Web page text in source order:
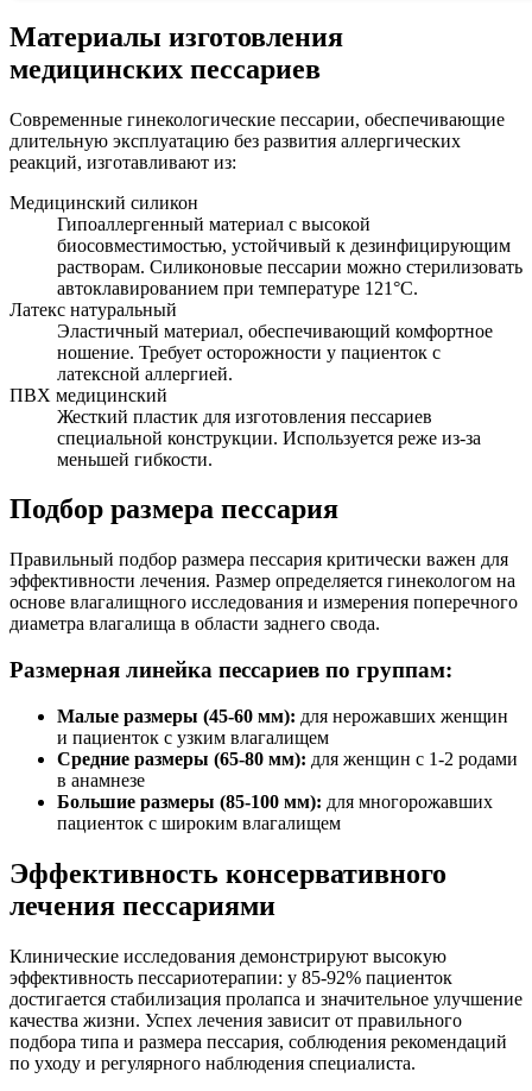
Материалы изготовления
медицинских пессариев
Современные гинекологические пессарии, обеспечивающие
длительную эксплуатацию без развития аллергических
реакций, изготавливают из:
Медицинский силикон
Гипоаллергенный материал с высокой
биосовместимостью, устойчивый к дезинфицирующим
растворам. Силиконовые пессарии можно стерилизовать
автоклавированием при температуре 121°С.
Латекс натуральный
Эластичный материал, обеспечивающий комфортное
ношение. Требует осторожности у пациенток с
латексной аллергией.
ПВХ медицинский
Жесткий пластик для изготовления пессариев
специальной конструкции. Используется реже из-за
меньшей гибкости.
Подбор размера пессария
Правильный подбор размера пессария критически важен для
эффективности лечения. Размер определяется гинекологом на
основе влагалищного исследования и измерения поперечного
диаметра влагалища в области заднего свода.
Размерная линейка пессариев по группам:
Малые размеры (45-60 мм): для нерожавших женщин
и пациенток с узким влагалищем
Средние размеры (65-80 мм): для женщин с 1-2 родами
в анамнезе
Большие размеры (85-100 мм): для многорожавших
пациенток с широким влагалищем
Эффективность консервативного
лечения пессариями
Клинические исследования демонстрируют высокую
эффективность пессариотерапии: у 85-92% пациенток
достигается стабилизация пролапса и значительное улучшение
качества жизни. Успех лечения зависит от правильного
подбора типа и размера пессария, соблюдения рекомендаций
по уходу и регулярного наблюдения специалиста.